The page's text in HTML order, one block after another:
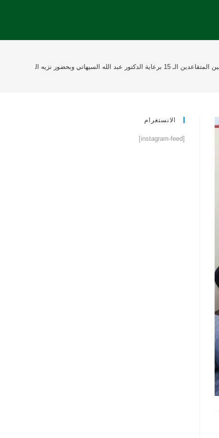
الخليج تكرم 175 طالباً متفوقاً منهم 57 خلجاوي وتكريم 8 معلمين
الانستغرام
[instagram-feed]